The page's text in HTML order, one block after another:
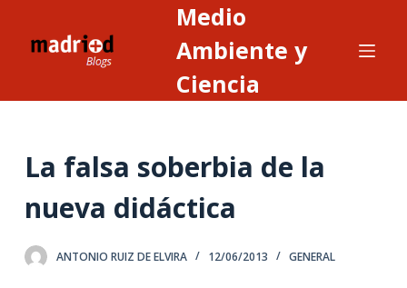
n
Medio
Ambiente y
Ciencia
La falsa soberbia de la
nueva didáctica
ANTONIO RUIZ DE ELVIRA 12/06/2013 GENERAL